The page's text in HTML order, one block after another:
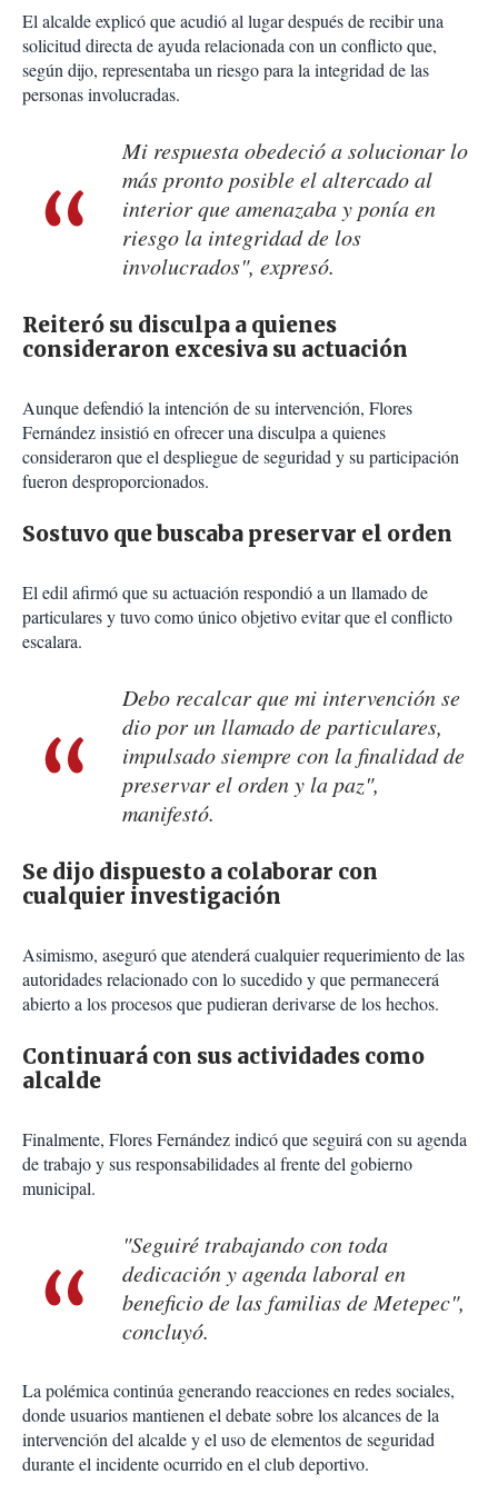
El alcalde explicó que acudió al lugar después de recibir una
solicitud directa de ayuda relacionada con un conflicto que,
según dijo, representaba un riesgo para la integridad de las
personas involucradas.
Mi respuesta obedeció a solucionar lo
más pronto posible el altercado al
interior que amenazaba y ponía en
riesgo la integridad de los
involucrados", expresó.
Reiteró su disculpa a quienes
consideraron excesiva su actuación
Aunque defendió la intención de su intervención, Flores
Fernández insistió en ofrecer una disculpa a quienes
consideraron que el despliegue de seguridad y su participación
fueron desproporcionados.
Sostuvo que buscaba preservar el orden
El edil afirmó que su actuación respondió a un llamado de
particulares y tuvo como único objetivo evitar que el conflicto
escalara.
Debo recalcar que mi intervención se
dio por un llamado de particulares,
impulsado siempre con la finalidad de
preservar el orden y la paz",
manifestó.
Se dijo dispuesto a colaborar con
cualquier investigación
Asimismo, aseguró que atenderá cualquier requerimiento de las
autoridades relacionado con lo sucedido y que permanecerá
abierto a los procesos que pudieran derivarse de los hechos.
Continuará con sus actividades como
alcalde
Finalmente, Flores Fernández indicó que seguirá con su agenda
de trabajo y sus responsabilidades al frente del gobierno
municipal.
"Seguiré trabajando con toda
dedicación y agenda laboral en
beneficio de las familias de Metepec",
concluyó.
La polémica continúa generando reacciones en redes sociales,
donde usuarios mantienen el debate sobre los alcances de la
intervención del alcalde y el uso de elementos de seguridad
durante el incidente ocurrido en el club deportivo.